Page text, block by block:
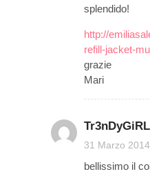
splendido!
http://
refill-jacket-
grazie
Mari
31 Marzo
bellissimo il